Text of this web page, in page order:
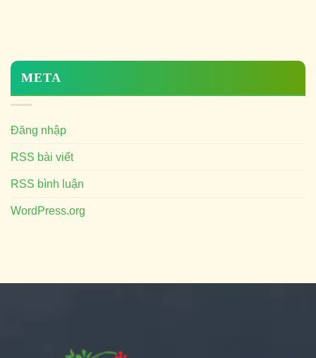
META
Đăng nhập
RSS bài viết
RSS bình luận
WordPress.org